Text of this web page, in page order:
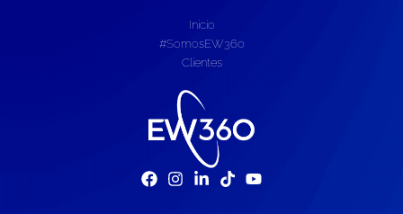
Inicio
#SomosEW360
Clientes